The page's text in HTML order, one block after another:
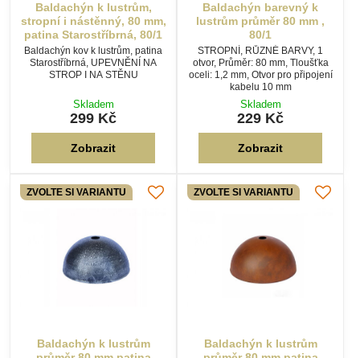
Baldachýn k lustrům,
stropní i nástěnný, 80 mm,
patina Starostříbrná, 80/1
Baldachýn kov k lustrům, patina
Starostříbrná, UPEVNĚNÍ NA
STROP I NA STĚNU
Skladem
299 Kč
Zobrazit
Baldachýn barevný k
lustrům průměr 80 mm ,
80/1
STROPNÍ, RŮZNÉ BARVY, 1
otvor, Průměr: 80 mm, Tloušťka
oceli: 1,2 mm, Otvor pro připojení
kabelu 10 mm
Skladem
229 Kč
Zobrazit
ZVOLTE SI VARIANTU
Baldachýn k lustrům
ZVOLTE SI VARIANTU
Baldachýn k lustrům